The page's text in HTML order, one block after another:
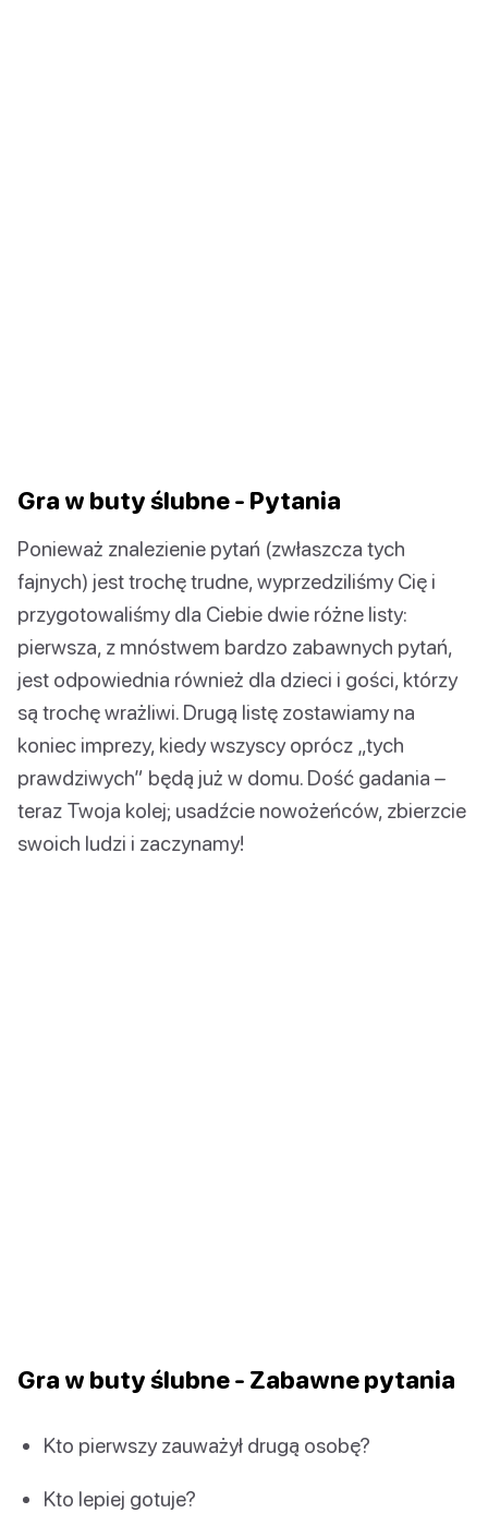
Gra w buty ślubne - Pytania
Ponieważ znalezienie pytań (zwłaszcza tych
fajnych) jest trochę trudne, wyprzedziliśmy Cię i
przygotowaliśmy dla Ciebie dwie różne listy:
pierwsza, z mnóstwem bardzo zabawnych pytań,
jest odpowiednia również dla dzieci i gości, którzy
są trochę wrażliwi. Drugą listę zostawiamy na
koniec imprezy, kiedy wszyscy oprócz „tych
prawdziwych” będą już w domu. Dość gadania –
teraz Twoja kolej; usadźcie nowożeńców, zbierzcie
swoich ludzi i zaczynamy!
Gra w buty ślubne - Zabawne pytania
Kto pierwszy zauważył drugą osobę?
Kto lepiej gotuje?